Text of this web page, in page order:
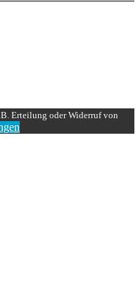
Erteilung oder Widerruf von